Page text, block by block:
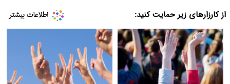
از کارزارهای زیر حمایت کنید: